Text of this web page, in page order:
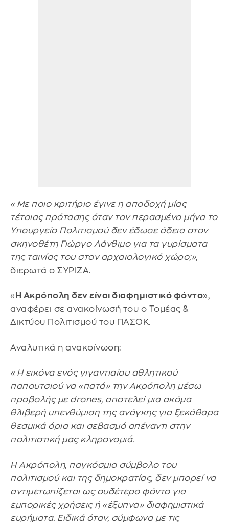
«Με ποιο κριτήριο έγινε η αποδοχή μίας
τέτοιας πρότασης όταν τον περασμένο μήνα το
Υπουργείο Πολιτισμού δεν έδωσε άδεια στον
σκηνοθέτη Γιώργο Λάνθιμο για τα γυρίσματα
της ταινίας του στον αρχαιολογικό χώρο;»,
διερωτά ο ΣΥΡΙΖΑ.
« Η Ακρόπολη δεν είναι διαφημιστικό φόντο»,
αναφέρει σε ανακοίνωσή του ο Τομέας &
Δικτύου Πολιτισμού του ΠΑΣΟΚ.
Αναλυτικά η ανακοίνωση:
«Η εικόνα ενός γιγαντιαίου αθλητικού
παπουτσιού να «πατά» την Ακρόπολη μέσω
προβολής με drones, αποτελεί μια ακόμα
θλιβερή υπενθύμιση της ανάγκης για ξεκάθαρα
θεσμικά όρια και σεβασμό απέναντι στην
πολιτιστική μας κληρονομιά.
Η Ακρόπολη, παγκόσμιο σύμβολο του
πολιτισμού και της δημοκρατίας, δεν μπορεί να
αντιμετωπίζεται ως ουδέτερο φόντο για
εμπορικές χρήσεις ή «έξυπνα» διαφημιστικά
ευρήματα. Ειδικά όταν, σύμφωνα με τις